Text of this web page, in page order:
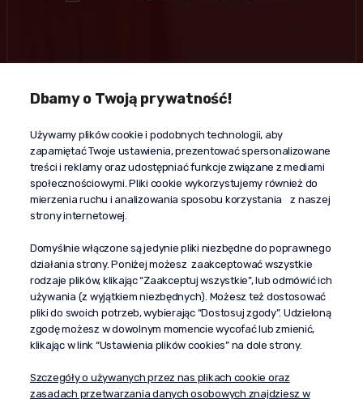
Kontakt
+48 603 610 870
kontakt@propaganda24h.pl
“Propaganda"
al. Komisji Edukacji Narodowej 51/U5
02-797 Warszawa
Pomoc
Dostawa
Moje konto
O firmie
Dbamy o Twoją prywatność!
Używamy plików cookie i podobnych technologii, aby
zapamiętać Twoje ustawienia, prezentować spersonalizowane
treści i reklamy oraz udostępniać funkcje związane z mediami
społecznościowymi. Pliki cookie wykorzystujemy również do
mierzenia ruchu i analizowania sposobu korzystania z naszej
strony internetowej.
Domyślnie włączone są jedynie pliki niezbędne do poprawnego
działania strony. Poniżej możesz zaakceptować wszystkie
rodzaje plików, klikając “Zaakceptuj wszystkie”, lub odmówić ich
używania (z wyjątkiem niezbędnych). Możesz też dostosować
pliki do swoich potrzeb, wybierając “Dostosuj zgody”. Udzieloną
zgodę możesz w dowolnym momencie wycofać lub zmienić,
klikając w link “Ustawienia plików cookies” na dole strony.
Szczegóły o używanych przez nas plikach cookie oraz
zasadach przetwarzania danych osobowych znajdziesz w